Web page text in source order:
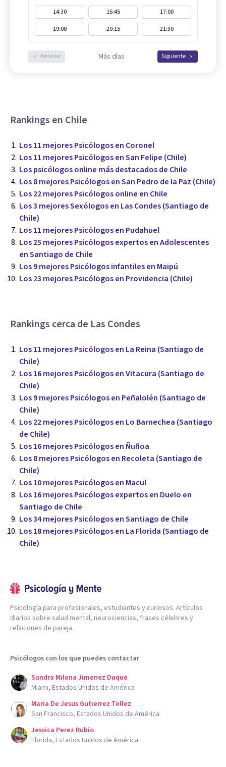
14:30 15:45
17:00
19:00
20:15 21:30
Anterior Más días Siguiente
Rankings en Chile
Los 11 mejores Psicólogos en Coronel
Los 11 mejores Psicólogos en San Felipe (Chile)
Los psicólogos online más destacados de Chile
Los 8 mejores Psicólogos en San Pedro de la Paz (Chile)
Los 22 mejores Psicólogos online en Chile
Los 3 mejores Sexólogos en Las Condes (Santiago de
Chile)
Los 11 mejores Psicólogos en Pudahuel
Los 25 mejores Psicólogos expertos en Adolescentes
en Santiago de Chile
Los 9 mejores Psicólogos infantiles en Maipú
Los 23 mejores Psicólogos en Providencia (Chile)
Rankings cerca de Las Condes
Los 11 mejores Psicólogos en La Reina (Santiago de
Chile)
Los 16 mejores Psicólogos en Vitacura (Santiago de
Chile)
Los 9 mejores Psicólogos en Peñalolén (Santiago de
Chile)
Los 22 mejores Psicólogos en Lo Barnechea (Santiago
de Chile)
Los 16 mejores Psicólogos en Ñuñoa
Los 8 mejores Psicólogos en Recoleta (Santiago de
Chile)
Los 10 mejores Psicólogos en Macul
Los 16 mejores Psicólogos expertos en Duelo en
Santiago de Chile
Los 34 mejores Psicólogos en Santiago de Chile
Los 18 mejores Psicólogos en La Florida (Santiago de
Chile)
Psicología para profesionales, estudiantes y curiosos. Artículos
diarios sobre salud mental, neurociencias, frases célebres y
relaciones de pareja.
Psicólogos con los que puedes contactar
Sandra Milena Jimenez Duque
Miami, Estados Unidos de América
Maria De Jesus Gutierrez Tellez
San Francisco, Estados Unidos de América
Jessica Perez Rubio
Florida, Estados Unidos de América